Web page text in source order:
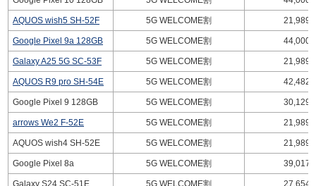
AQUOS wish5 SH-52F 5G WELCOME割 21,989
Google Pixel 9a 128GB 5G WELCOME割 44,000
Galaxy A25 5G SC-53F 5G WELCOME割 21,989
AQUOS R9 pro SH-54E 5G WELCOME割 42,482
Google Pixel 9 128GB 5G WELCOME割 30,129
arrows We2 F-52E 5G WELCOME割 21,989
AQUOS wish4 SH-52E 5G WELCOME割 21,989
Google Pixel 8a 5G WELCOME割 39,017
Galaxy S24 SC-51E 5G WELCOME割 27,654